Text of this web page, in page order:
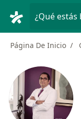
¿Qué estás
Página De Inicio